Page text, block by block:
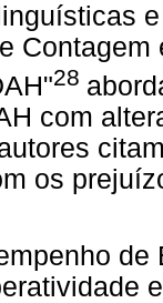
28
com
os